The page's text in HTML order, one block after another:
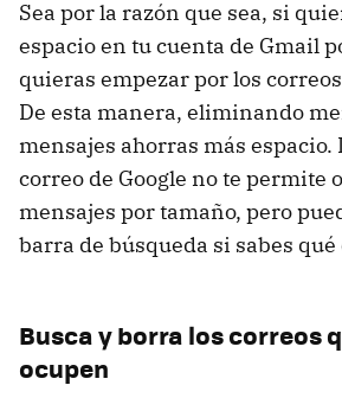
Sea por la razón que sea, si
espacio en tu cuenta de Gmail
quieras empezar por los
De esta manera, eliminando
mensajes ahorras más
correo de Google no te permite
mensajes por tamaño, pero
barra de búsqueda si sabes
Busca y borra los correos
ocupen